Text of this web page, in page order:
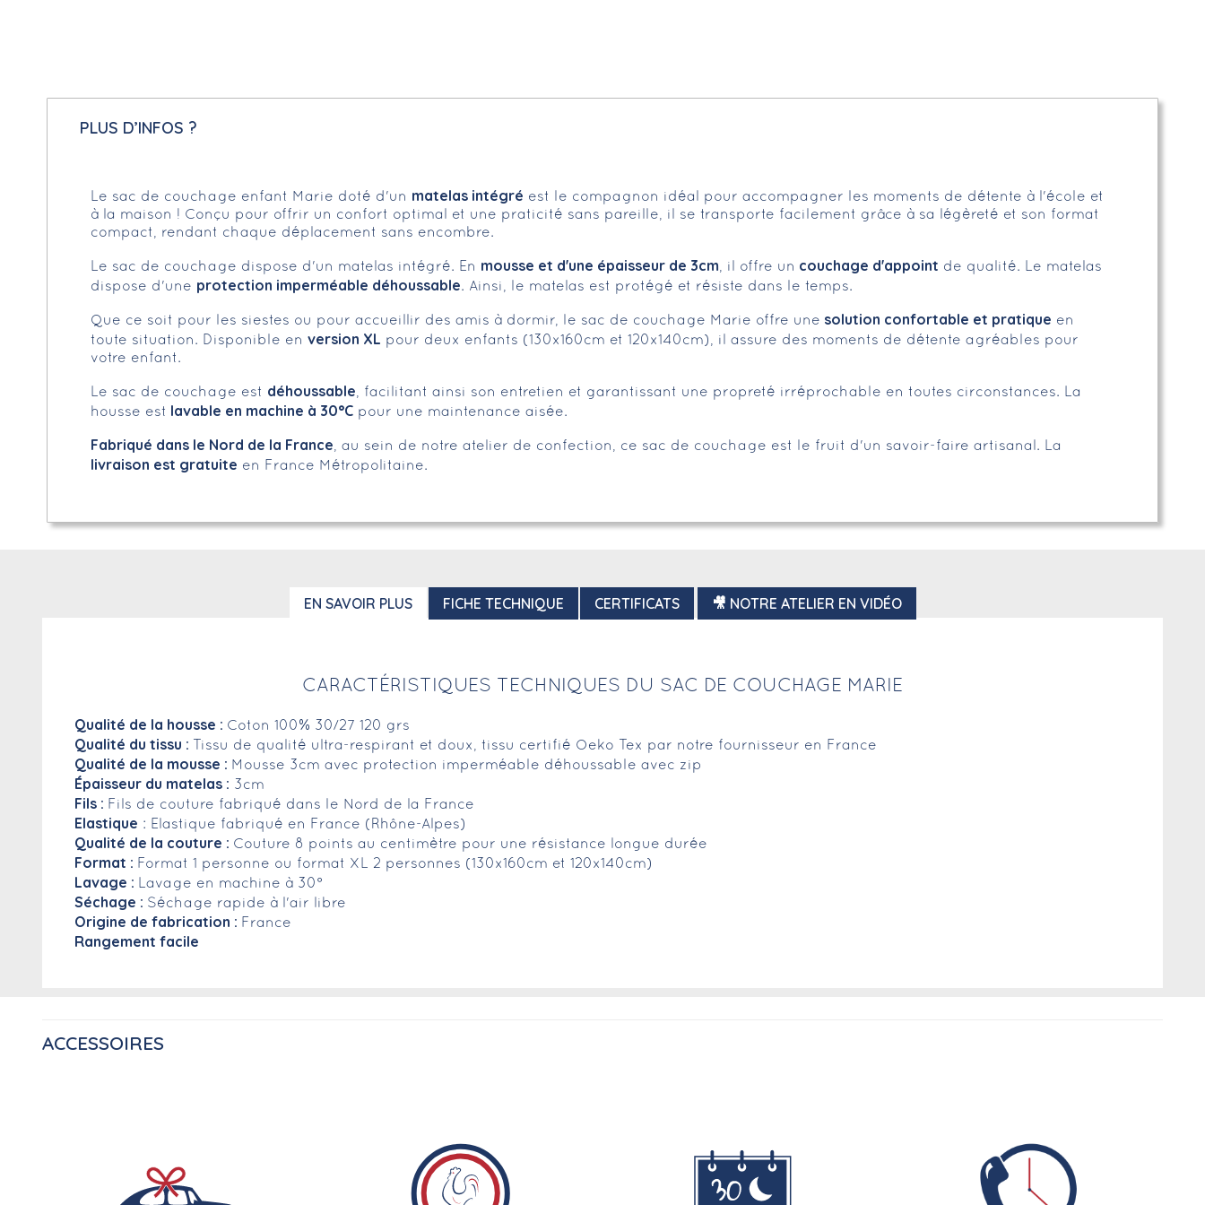
PLUS D’INFOS ?
Le sac de couchage enfant Marie doté d'un matelas intégré est le compagnon idéal pour accompagner les moments de détente à l'école et
à la maison ! Conçu pour offrir un confort optimal et une praticité sans pareille, il se transporte facilement grâce à sa légèreté et son format
compact, rendant chaque déplacement sans encombre.
Le sac de couchage dispose d'un matelas intégré. En mousse et d'une épaisseur de 3cm, il offre un couchage d'appoint de qualité. Le matelas
dispose d'une protection imperméable déhoussable. Ainsi, le matelas est protégé et résiste dans le temps.
Que ce soit pour les siestes ou pour accueillir des amis à dormir, le sac de couchage Marie offre une solution confortable et pratique en
toute situation. Disponible en version XL pour deux enfants (130x160cm et 120x140cm), il assure des moments de détente agréables pour
votre enfant.
Le sac de couchage est déhoussable, facilitant ainsi son entretien et garantissant une propreté irréprochable en toutes circonstances. La
housse est lavable en machine à 30°C pour une maintenance aisée.
Fabriqué dans le Nord de la France, au sein de notre atelier de confection, ce sac de couchage est le fruit d'un savoir-faire artisanal. La
livraison est gratuite en France Métropolitaine.
EN SAVOIR PLUS FICHE TECHNIQUE CERTIFICATS 🎥 NOTRE ATELIER EN VIDÉO
CARACTÉRISTIQUES TECHNIQUES DU SAC DE COUCHAGE MARIE
Qualité de la housse : Coton 100% 30/27 120 grs
Qualité du tissu : Tissu de qualité ultra-respirant et doux, tissu certifié Oeko Tex par notre fournisseur en France
Qualité de la mousse : Mousse 3cm avec protection imperméable déhoussable avec zip
Épaisseur du matelas : 3cm
Fils : Fils de couture fabriqué dans le Nord de la France
Elastique : Elastique fabriqué en France (Rhône-Alpes)
Qualité de la couture : Couture 8 points au centimètre pour une résistance longue durée
Format : Format 1 personne ou format XL 2 personnes (130x160cm et 120x140cm)
Lavage : Lavage en machine à 30°
Séchage : Séchage rapide à l'air libre
Origine de fabrication : France
Rangement facile
ACCESSOIRES